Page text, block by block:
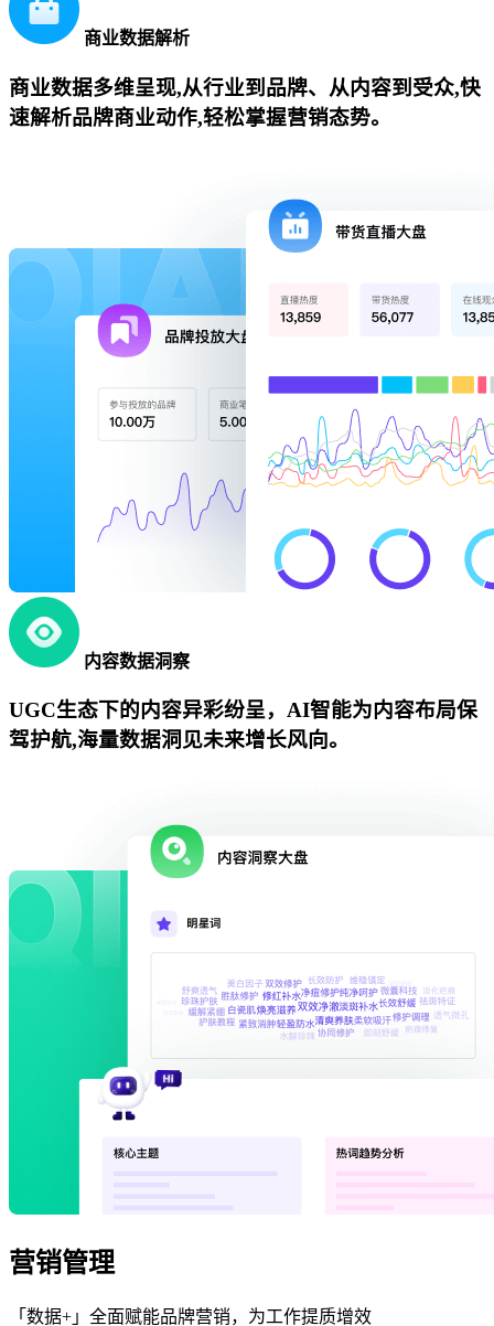
商业数据解析
商业数据多维呈现,从行业到品牌、从内容到受众,快
速解析品牌商业动作,轻松掌握营销态势。
内容数据洞察
UGC生态下的内容异彩纷呈，AI智能为内容布局保
驾护航,海量数据洞见未来增长风向。
营销管理
「数据+」全面赋能品牌营销，为工作提质增效